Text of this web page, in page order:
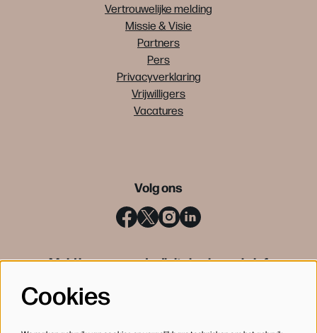
Vertrouwelijke melding
Missie & Visie
Partners
Pers
Privacyverklaring
Vrijwilligers
Vacatures
Volg ons
Meld je aan voor de digitale nieuwsbrief
Cookies